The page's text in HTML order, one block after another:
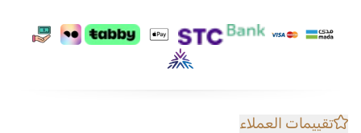
تقييمات العملاء